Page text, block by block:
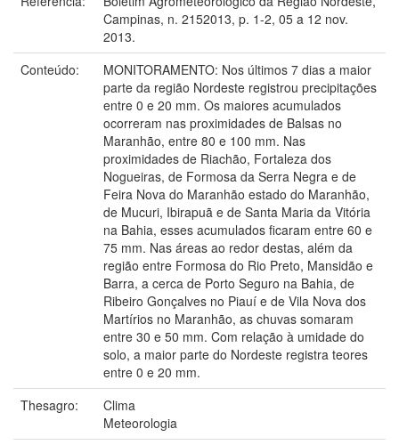
Campinas, n. 2152013, p. 1-2, 05 a 12 nov.
2013.
Conteúdo:
MONITORAMENTO: Nos últimos 7 dias a maior
parte da região Nordeste registrou precipitações
entre 0 e 20 mm. Os maiores acumulados
ocorreram nas proximidades de Balsas no
Maranhão, entre 80 e 100 mm. Nas
proximidades de Riachão, Fortaleza dos
Nogueiras, de Formosa da Serra Negra e de
Feira Nova do Maranhão estado do Maranhão,
de Mucuri, Ibirapuã e de Santa Maria da Vitória
na Bahia, esses acumulados ficaram entre 60 e
75 mm. Nas áreas ao redor destas, além da
região entre Formosa do Rio Preto, Mansidão e
Barra, a cerca de Porto Seguro na Bahia, de
Ribeiro Gonçalves no Piauí e de Vila Nova dos
Martírios no Maranhão, as chuvas somaram
entre 30 e 50 mm. Com relação à umidade do
solo, a maior parte do Nordeste registra teores
entre 0 e 20 mm.
Thesagro:
Clima
Meteorologia